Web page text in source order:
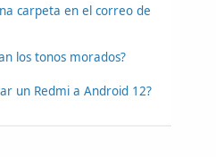
carpeta en el correo de
los tonos morados?
un Redmi a Android 12?